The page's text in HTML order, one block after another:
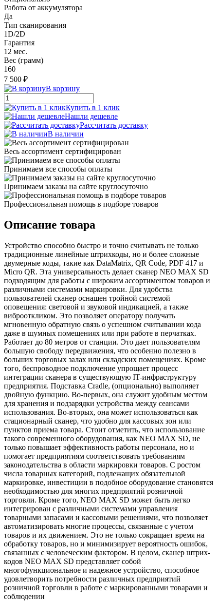
Работа от аккумулятора
Да
Тип сканирования
1D/2D
Гарантия
12 мес.
Вес (грамм)
160
7 500 ₽
В корзину
Купить в 1 клик
Нашли дешевле
Рассчитать доставку
В наличии
Весь ассортимент сертифицирован
Принимаем все способы оплаты
Принимаем заказы на сайте круглосуточно
Профессиональная помощь в подборе товаров
Описание товара
Устройство способно быстро и точно считывать не только
традиционные линейные штрихкоды, но и более сложные
двумерные коды, такие как DataMatrix, QR Code, PDF 417 и
Micro QR. Эта универсальность делает сканер NEO MAX SD
подходящим для работы с широким ассортиментом товаров и
различными системами маркировки. Для удобства
пользователей сканер оснащен тройной системой
оповещения: световой и звуковой индикацией, а также
виброоткликом. Это позволяет оператору получать
мгновенную обратную связь о успешном считывании кода
даже в шумных помещениях или при работе в перчатках.
Работает до 80 метров от станции. Это дает пользователям
большую свободу передвижения, что особенно полезно в
больших торговых залах или складских помещениях. Кроме
того, беспроводное подключение упрощает процесс
интеграции сканера в существующую IT-инфраструктуру
предприятия. Подставка Cradle, (опционально) выполняет
двойную функцию. Во-первых, она служит удобным местом
для хранения и подзарядки устройства между сеансами
использования. Во-вторых, она может использоваться как
стационарный сканер, что удобно для кассовых зон или
пунктов приема товара. Стоит отметить, что использование
такого современного оборудования, как NEO MAX SD, не
только повышает эффективность работы персонала, но и
помогает предприятиям соответствовать требованиям
законодательства в области маркировки товаров. С ростом
числа товарных категорий, подлежащих обязательной
маркировке, инвестиции в подобное оборудование становятся
необходимостью для многих предприятий розничной
торговли. Кроме того, NEO MAX SD может быть легко
интегрирован с различными системами управления
товарными запасами и кассовыми решениями, что позволяет
автоматизировать многие процессы, связанные с учетом
товаров и их движением. Это не только сокращает время на
обработку товаров, но и минимизирует вероятность ошибок,
связанных с человеческим фактором. В целом, сканер штрих-
кодов NEO MAX SD представляет собой
многофункциональное и надежное устройство, способное
удовлетворить потребности различных предприятий
розничной торговли в работе с маркированными товарами и
соблюдении